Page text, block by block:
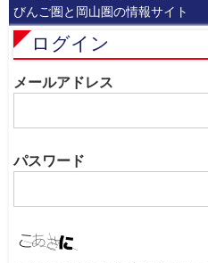
びんご圏と岡山圏の情報サイト
ログイン
メールアドレス
パスワード